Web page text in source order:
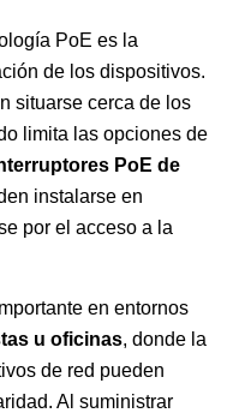
PoE es la
de los dispositivos.
situarse cerca de los
limita las opciones de
PoE de
instalarse en
por el acceso a la
en entornos
u oficinas, donde la
de red pueden
Al suministrar